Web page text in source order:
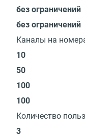
без ограничений
без ограничений
Каналы на
10
50
100
100
Количество
3